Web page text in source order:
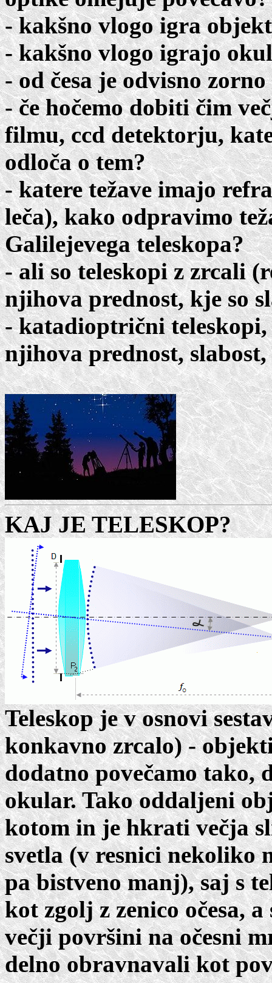
- kakšno vlogo igra
- kakšno vlogo igrajo
- od česa je odvisno
- če hočemo dobiti čim
filmu, ccd detektorju,
odloča o tem?
- katere težave imajo
leča), kako odpravimo
Galilejevega teleskopa?
- ali so teleskopi z zrcali
njihova prednost, kje so
- katadioptrični
njihova prednost,
KAJ JE TELESKOP?
Teleskop je v osnovi
konkavno zrcalo) -
dodatno povečamo tako,
okular. Tako oddaljeni
kotom in je hkrati večja
svetla (v resnici nekoliko
pa bistveno manj), saj s
kot zgolj z zenico očesa,
večji površini na očesni
delno obravnavali kot